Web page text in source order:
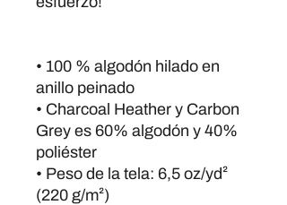
• 100 % algodón hilado en
anillo peinado
• Charcoal Heather y Carbon
Grey es 60% algodón y 40%
poliéster
• Peso de la tela: 6,5 oz/yd²
(220 g/m²)